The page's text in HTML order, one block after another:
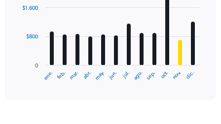
to
with
12
The
ene. feb. mar. abr. may. jun. jul. ago. sep. oct. nov. dic.
0
$800
$1.600